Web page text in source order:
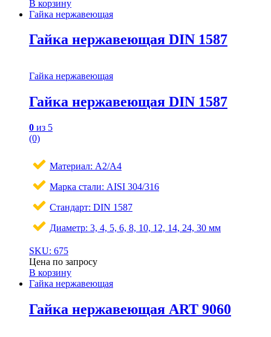
В корзину
Гайка нержавеющая
Гайка нержавеющая DIN 1587
Гайка нержавеющая
Гайка нержавеющая DIN 1587
0 из 5
(0)
Материал: A2/A4
Марка стали: AISI 304/316
Стандарт: DIN 1587
Диаметр: 3, 4, 5, 6, 8, 10, 12, 14, 24, 30 мм
SKU: 675
Цена по запросу
В корзину
Гайка нержавеющая
Гайка нержавеющая ART 9060